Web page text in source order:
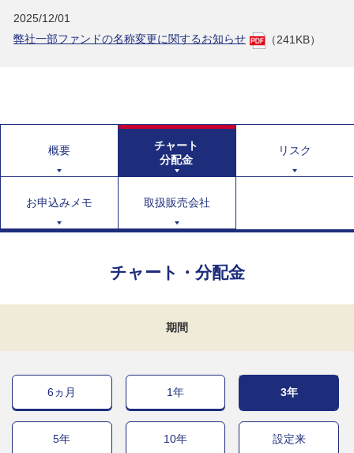
2025/12/01
弊社一部ファンドの名称変更に関するお知らせ
（241KB）
概要
チャート
分配金
リスク
お申込みメモ 取扱販売会社
チャート・分配金
期間
6ヵ月 1年 3年
5年 10年 設定来